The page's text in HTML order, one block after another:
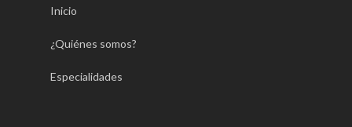
Inicio
¿Quiénes somos?
Especialidades